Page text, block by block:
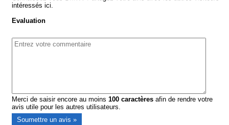
intéressés ici.
Evaluation
Merci de saisir encore au moins100 caractères afin de rendre votre
avis utile pour les autres utilisateurs.